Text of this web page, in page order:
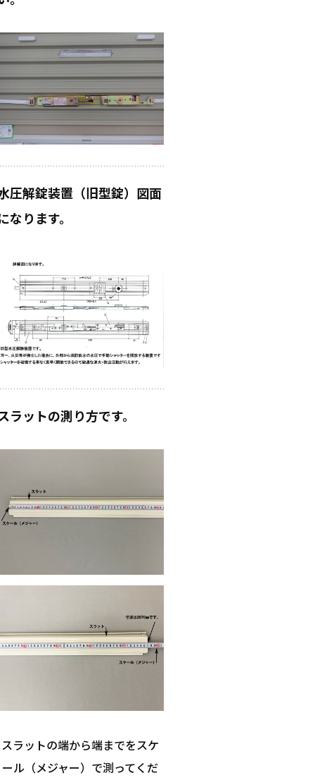
圧解錠装置（旧型錠）図面
なります。
ラットの測り方です。
スラットの端から端までをスケ
ール（メジャー）で測ってくだ